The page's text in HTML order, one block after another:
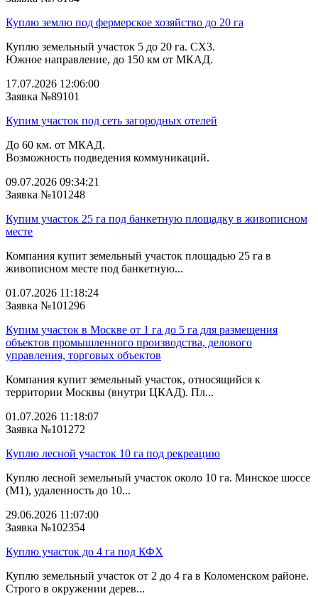
Куплю землю под фермерское хозяйство до 20 га
Куплю земельный участок 5 до 20 га. СХ3.
Южное направление, до 150 км от МКАД.
17.07.2026 12:06:00
Заявка №89101
Купим участок под сеть загородных отелей
До 60 км. от МКАД.
Возможность подведения коммуникаций.
09.07.2026 09:34:21
Заявка №101248
Купим участок 25 га под банкетную площадку в живописном
месте
Компания купит земельный участок площадью 25 га в
живописном месте под банкетную...
01.07.2026 11:18:24
Заявка №101296
Купим участок в Москве от 1 га до 5 га для размещения
объектов промышленного производства, делового
управления, торговых объектов
Компания купит земельный участок, относящийся к
территории Москвы (внутри ЦКАД). Пл...
01.07.2026 11:18:07
Заявка №101272
Куплю лесной участок 10 га под рекреацию
Куплю лесной земельный участок около 10 га. Минское шоссе
(М1), удаленность до 10...
29.06.2026 11:07:00
Заявка №102354
Куплю участок до 4 га под КФХ
Куплю земельный участок от 2 до 4 га в Коломенском районе.
Строго в окружении дерев...